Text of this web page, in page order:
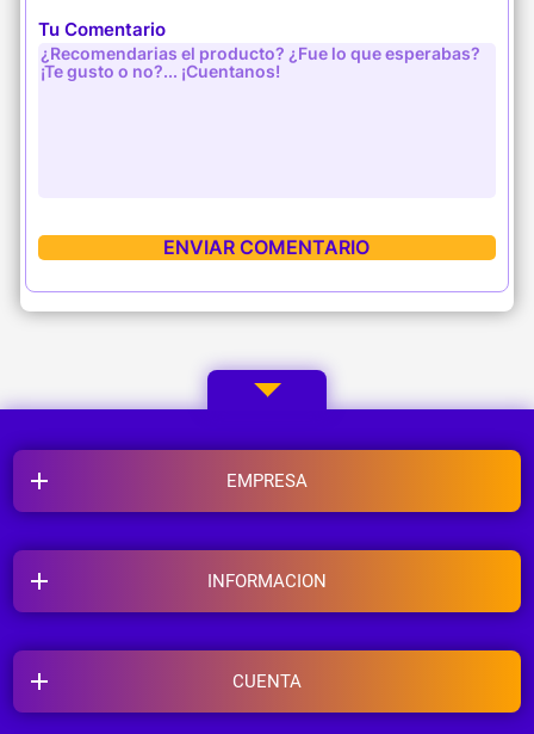
Tu Comentario
EMPRESA
INFORMACION
CUENTA